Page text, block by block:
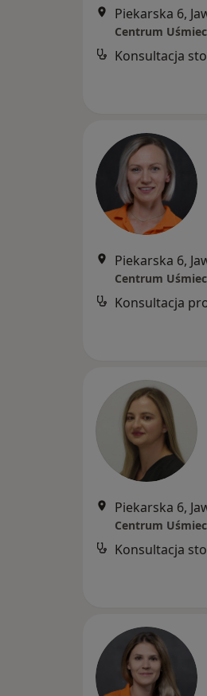
Piekarska 6,
Konsultacja
Piekarska 6,
Konsultacja
Piekarska 6,
Konsultacja